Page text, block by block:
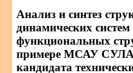
Анализ и синтез
динамических систем
функциональных
примере МСАУ СУЛА)
кандидата